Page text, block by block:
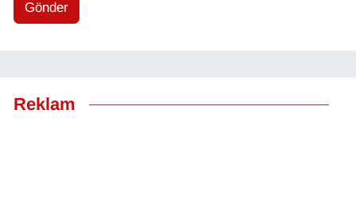
Gönder
Reklam